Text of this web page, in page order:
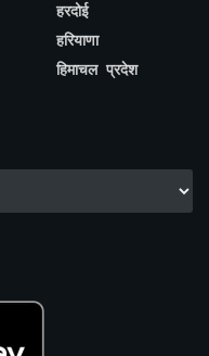
हरदोई
हरियाणा
हिमाचल प्रदेश